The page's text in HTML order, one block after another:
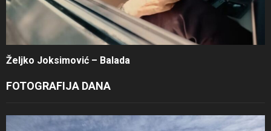
Željko Joksimović – Balada
FOTOGRAFIJA DANA